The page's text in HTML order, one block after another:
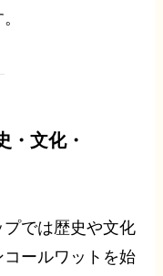
・文化・
では歴史や文化
ールワットを始